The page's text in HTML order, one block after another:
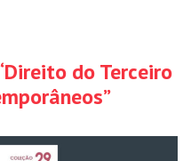
do Terceiro